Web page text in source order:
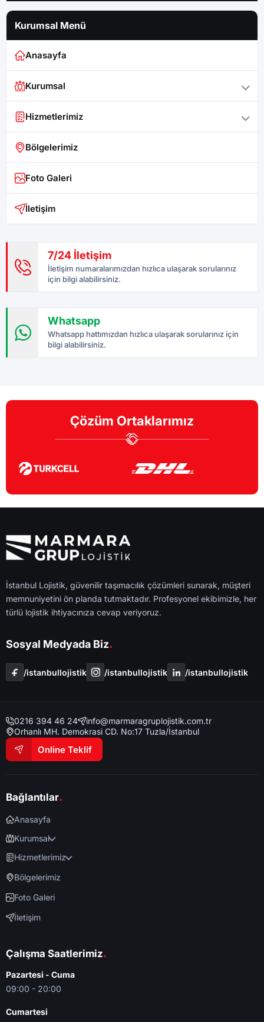
Kurumsal Menü
Anasayfa
Kurumsal
Hizmetlerimiz
Bölgelerimiz
Foto Galeri
İletişim
7/24 İletişim
İletişim numaralarımızdan hızlıca ulaşarak sorularınız
için bilgi alabilirsiniz.
Whatsapp
Whatsapp hattımızdan hızlıca ulaşarak sorularınız için
bilgi alabilirsiniz.
Çözüm Ortaklarımız
İstanbul Lojistik, güvenilir taşımacılık çözümleri sunarak, müşteri
memnuniyetini ön planda tutmaktadır. Profesyonel ekibimizle, her
türlü lojistik ihtiyacınıza cevap veriyoruz.
Sosyal Medyada Biz.
/i̇stanbullojistik /i̇stanbullojistik /i̇stanbullojistik
0216 394 46 24
info@marmaragruplojistik.com.tr
Orhanlı MH. Demokrasi CD. No:17 Tuzla/İstanbul
Online Teklif
Bağlantılar.
Anasayfa
Kurumsal
Hizmetlerimiz
Bölgelerimiz
Foto Galeri
İletişim
Çalışma Saatlerimiz.
Pazartesi - Cuma
09:00 - 20:00
Cumartesi